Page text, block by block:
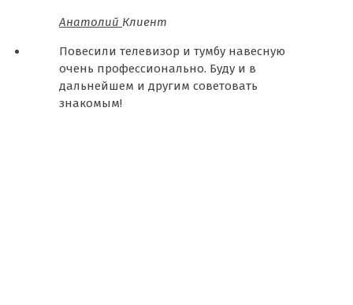
Анатолий Клиент
Повесили телевизор и тумбу навесную
очень профессионально. Буду и в
дальнейшем и другим советовать
знакомым!